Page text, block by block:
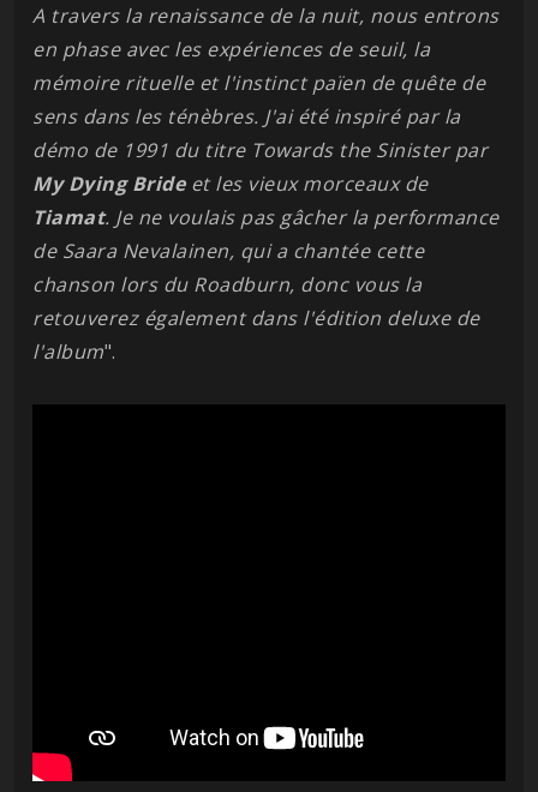
A travers la renaissance de la nuit, nous entrons
en phase avec les expériences de seuil, la
mémoire rituelle et l'instinct païen de quête de
sens dans les ténèbres. J'ai été inspiré par la
démo de 1991 du titre Towards the Sinister par
My Dying Brideet les vieux morceaux de
Tiamat. Je ne voulais pas gâcher la performance
de Saara Nevalainen, qui a chantée cette
chanson lors du Roadburn, donc vous la
retouverez également dans l'édition deluxe de
l'album".